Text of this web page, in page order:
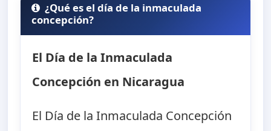
¿Qué es el día de la inmaculada
concepción?
El Día de la Inmaculada
Concepción en Nicaragua
El Día de la Inmaculada Concepción